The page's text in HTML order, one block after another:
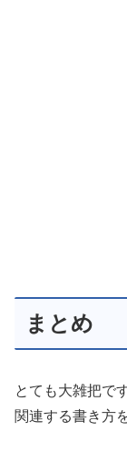
まとめ
とても大雑把で
関連する書き方